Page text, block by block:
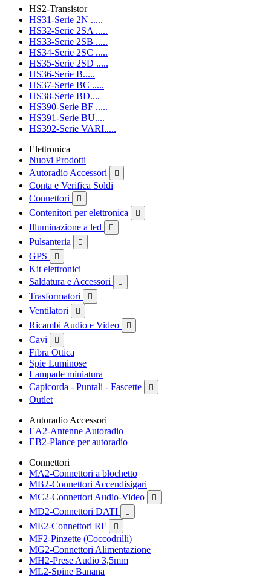
HS2-Transistor
HS31-Serie 2N .....
HS32-Serie 2SA .....
HS33-Serie 2SB .....
HS34-Serie 2SC .....
HS35-Serie 2SD .....
HS36-Serie B.....
HS37-Serie BC .....
HS38-Serie BD....
HS390-Serie BF .....
HS391-Serie BU....
HS392-Serie VARI.....
Elettronica
Nuovi Prodotti
Autoradio Accessori

Conta e Verifica Soldi
Connettori

Contenitori per elettronica 
Illuminazione a led 
Pulsanteria 
GPS 
Kit elettronici
Saldatura e Accessori

Trasformatori 
Ventilatori 
Ricambi Audio e Video 
Cavi 
Fibra Ottica
Spie Luminose
Lampade miniatura
Capicorda - Puntali - Fascette

Outlet
Autoradio Accessori
EA2-Antenne Autoradio
EB2-Plance per autoradio
Connettori
MA2-Connettori a blochetto
MB2-Connettori Accendisigari
MC2-Connettori Audio-Video

MD2-Connettori DATI 
ME2-Connettori RF 
MF2-Pinzette (Coccodrilli)
MG2-Connettori Alimentazione
MH2-Prese Audio 3,5mm
ML2-Spine Banana